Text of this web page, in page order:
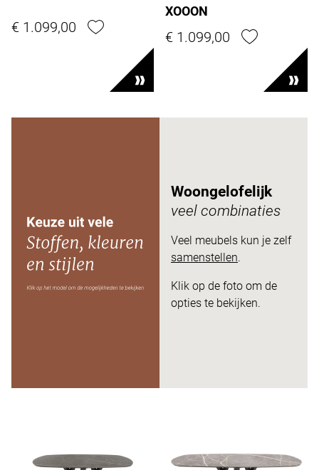
€ 1.099,00
XOOON
€ 1.099,00
Woongelofelijk
veel combinaties
Veel meubels kun je zelf
samenstellen.
Klik op de foto om de
opties te bekijken.